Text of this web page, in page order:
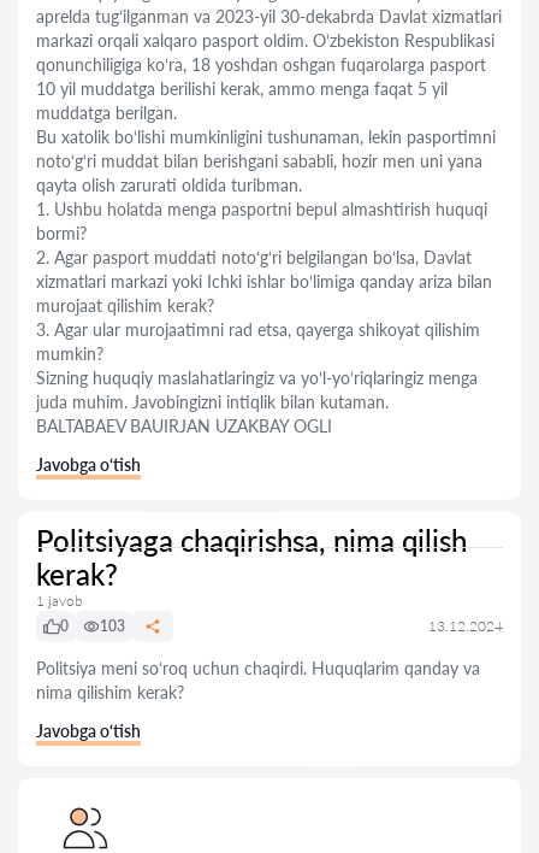
aprelda tug‘ilganman va 2023-yil 30-dekabrda Davlat xizmatlari
markazi orqali xalqaro pasport oldim. O‘zbekiston Respublikasi
qonunchiligiga ko‘ra, 18 yoshdan oshgan fuqarolarga pasport
10 yil muddatga berilishi kerak, ammo menga faqat 5 yil
muddatga berilgan.
Bu xatolik bo‘lishi mumkinligini tushunaman, lekin pasportimni
noto‘g‘ri muddat bilan berishgani sababli, hozir men uni yana
qayta olish zarurati oldida turibman.
1. Ushbu holatda menga pasportni bepul almashtirish huquqi
bormi?
2. Agar pasport muddati noto‘g‘ri belgilangan bo‘lsa, Davlat
xizmatlari markazi yoki Ichki ishlar bo‘limiga qanday ariza bilan
murojaat qilishim kerak?
3. Agar ular murojaatimni rad etsa, qayerga shikoyat qilishim
mumkin?
Sizning huquqiy maslahatlaringiz va yo‘l-yo‘riqlaringiz menga
juda muhim. Javobingizni intiqlik bilan kutaman.
BALTABAEV BAUIRJAN UZAKBAY OGLI
Javobga o‘tish
Politsiyaga chaqirishsa, nima qilish
kerak?
1 javob
0
103 13.12.2024
Politsiya meni so‘roq uchun chaqirdi. Huquqlarim qanday va
nima qilishim kerak?
Javobga o‘tish